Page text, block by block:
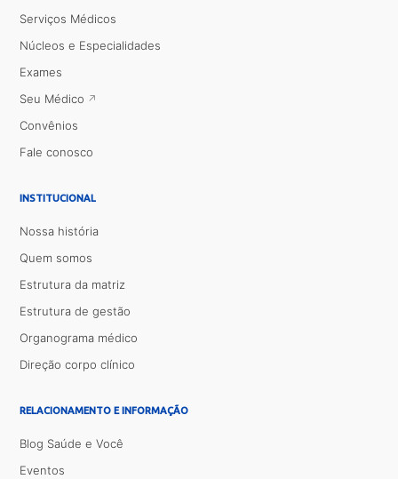
Serviços Médicos
Núcleos e Especialidades
Exames
Seu Médico
Convênios
Fale conosco
INSTITUCIONAL
Nossa história
Quem somos
Estrutura da matriz
Estrutura de gestão
Organograma médico
Direção corpo clínico
RELACIONAMENTO E INFORMAÇÃO
Blog Saúde e Você
Eventos